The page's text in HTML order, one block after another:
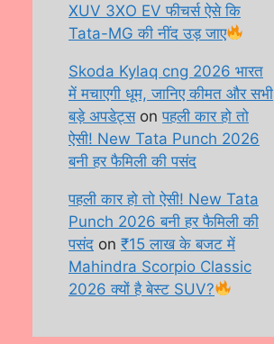
XUV 3XO EV फीचर्स ऐसे कि
Tata-MG की नींद उड़ जाए
Skoda Kylaq cng 2026 भारत
में मचाएगी धूम, जानिए कीमत और सभी
बड़े अपडेट्सonपहली कार हो तो
ऐसी! New Tata Punch 2026
बनी हर फैमिली की पसंद
पहली कार हो तो ऐसी! New Tata
Punch 2026 बनी हर फैमिली की
पसंद on ₹15 लाख के बजट में
Mahindra Scorpio Classic
2026 क्यों है बेस्ट SUV?